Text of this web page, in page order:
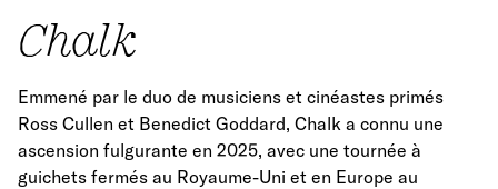
Chalk
Emmené par le duo de musiciens et cinéastes primés
Ross Cullen et Benedict Goddard, Chalk a connu une
ascension fulgurante en 2025, avec une tournée à
guichets fermés au Royaume-Uni et en Europe au